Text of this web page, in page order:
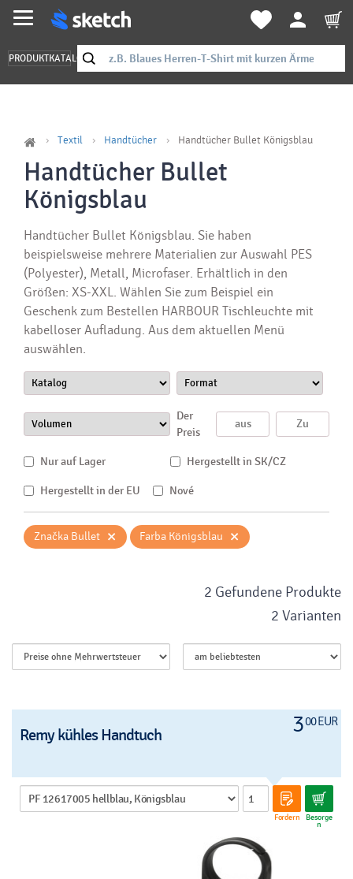
PRODUKTKATALOG
Textil Handtücher Handtücher Bullet Königsblau
Handtücher Bullet
Königsblau
Handtücher Bullet Königsblau. Sie haben
beispielsweise mehrere Materialien zur Auswahl PES
(Polyester), Metall, Microfaser. Erhältlich in den
Größen: XS-XXL. Wählen Sie zum Beispiel ein
Geschenk zum Bestellen HARBOUR Tischleuchte mit
kabelloser Aufladung. Aus dem aktuellen Menü
auswählen.
Der
Preis
Nur auf Lager Hergestellt in SK/CZ
Hergestellt in der EU Nové
Značka Bullet × Farba Königsblau ×
2 Gefundene Produkte
2 Varianten
300 EUR
Remy kühles Handtuch
Fordern Besorge
n